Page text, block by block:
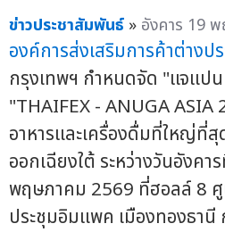
ข่าวประชาสัมพันธ์ » อังคาร 19
องค์การส่งเสริมการค้าต่างป
กรุงเทพฯ กำหนดจัด "แจแป
"THAIFEX - ANUGA ASIA
อาหารและเครื่องดื่มที่ใหญ่ที่สุ
ออกเฉียงใต้ ระหว่างวันอังคา
พฤษภาคม 2569 ที่ฮอลล์ 8
ประชุมอิมแพค เมืองทองธานี